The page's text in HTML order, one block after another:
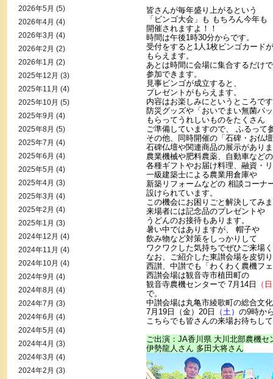
皆さんが毎年盛り上がるという
「ビンゴ大会」も もちろん今年も
開催されますよ！！
時間は午後1時30分からです。
受付をすると1人1枚ビンゴカードが
もらえます。
あとは時間に会場に集合するだけで
参加できます。
見事ビンゴが成立すると、
プレゼントがもらえます。
内容はお楽しみにというところで
防災グッズや「おいでまい無菌パ
もらってうれしいものをたくさん
ご準備していますので、 ふるって
その他、同時開催の「石碑・お仏
石碑仏壇や関連商品の展示があり
農業機械や肥料農薬、自動車など
各種ギフトやお届け料理、融資・
一級建築士による農業用倉庫や
新築リフォームなどの 相談コーナ
設けられています。
この機会にお困りごと解決してみ
来場者には記念品のプレゼントや
うどんのお接待もあります。
暑い中ではありますが、 帽子や
飲み物など対策をしっかりして
ワクワクした気持ちでぜひご来場
なお、ご紹介した東讃会場を皮切
西讃、中讃でも「わくわく農機フ
西讃会場は観音寺市植田町の
観音寺農機センターで 7月14日
（
で。
中讃会場は丸亀市綾歌町の総合文
7月19日（金）20日
（土） の9時か
こちらでも皆さんの来場お待ちし
ご出演：JA香川県 大川北部農機セ
伊勢龍人さん 多田大将さん
2026年5月 (5)
2026年4月 (4)
2026年3月 (4)
2026年2月 (2)
2026年1月 (2)
2025年12月 (3)
2025年11月 (4)
2025年10月 (5)
2025年9月 (4)
2025年8月 (5)
2025年7月 (4)
2025年6月 (4)
2025年5月 (4)
2025年4月 (3)
2025年3月 (4)
2025年2月 (4)
2025年1月 (3)
2024年12月 (4)
2024年11月 (4)
2024年10月 (4)
2024年9月 (4)
2024年8月 (4)
2024年7月 (3)
2024年6月 (4)
2024年5月 (4)
2024年4月 (3)
2024年3月 (4)
2024年2月 (3)